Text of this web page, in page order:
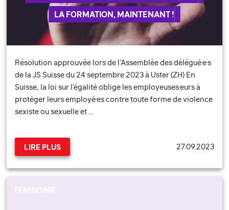
LA FORMATION, MAINTENANT !
Résolution approuvée lors de l’Assemblée des délégué·e·s
de la JS Suisse du 24 septembre 2023 à Uster (ZH) En
Suisse, la loi sur l'égalité oblige les employeuses·eurs à
protéger leurs employé·es contre toute forme de violence
sexiste ou sexuelle et …
LIRE PLUS 27.09.2023